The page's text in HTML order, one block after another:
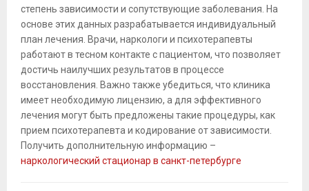
степень зависимости и сопутствующие заболевания. На
основе этих данных разрабатывается индивидуальный
план лечения. Врачи, наркологи и психотерапевты
работают в тесном контакте с пациентом, что позволяет
достичь наилучших результатов в процессе
восстановления. Важно также убедиться, что клиника
имеет необходимую лицензию, а для эффективного
лечения могут быть предложены такие процедуры, как
прием психотерапевта и кодирование от зависимости.
Получить дополнительную информацию –
наркологический стационар в санкт-петербурге